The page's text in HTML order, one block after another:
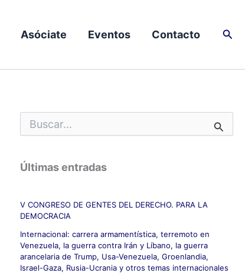
Asóciate Eventos Contacto
u
c
a
o
r
:
Últimas entradas
V CONGRESO DE GENTES DEL DERECHO. PARA LA
DEMOCRACIA
Internacional: carrera armamentística, terremoto en
Venezuela, la guerra contra Irán y Líbano, la guerra
arancelaria de Trump, Usa-Venezuela, Groenlandia,
Israel-Gaza, Rusia-Ucrania y otros temas internacionales